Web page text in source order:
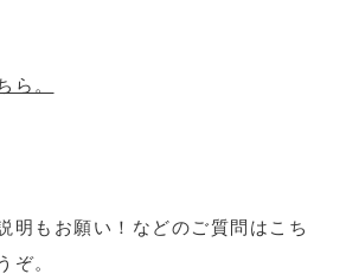
ら。
明もお願い！などのご質問はこち
ぞ。